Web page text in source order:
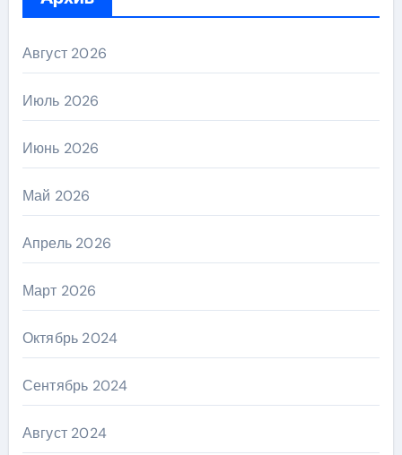
Август 2026
Июль 2026
Июнь 2026
Май 2026
Апрель 2026
Март 2026
Октябрь 2024
Сентябрь 2024
Август 2024